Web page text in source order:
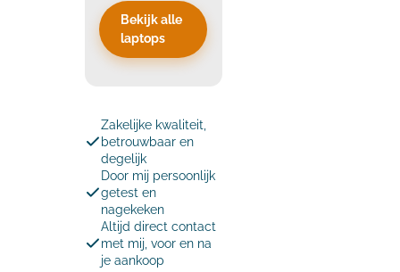
Bekijk alle
laptops
Zakelijke kwaliteit,
betrouwbaar en
degelijk
Door mij persoonlijk
getest en
nagekeken
Altijd direct contact
met mij, voor en na
je aankoop